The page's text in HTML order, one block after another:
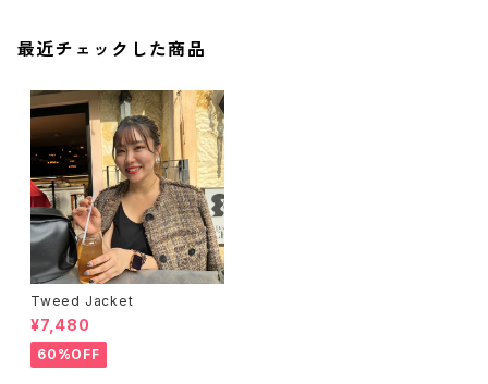
最近チェックした商品
Tweed Jacket
¥7,480
60%OFF